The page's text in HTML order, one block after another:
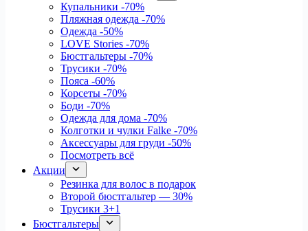
Купальники -70%
Пляжная одежда -70%
Одежда -50%
LOVE Stories -70%
Бюстгальтеры -70%
Трусики -70%
Пояса -60%
Корсеты -70%
Боди -70%
Одежда для дома -70%
Колготки и чулки Falke -70%
Аксессуары для груди -50%
Посмотреть всё
Акции
Резинка для волос в подарок
Второй бюстгальтер — 30%
Трусики 3+1
Бюстгальтеры